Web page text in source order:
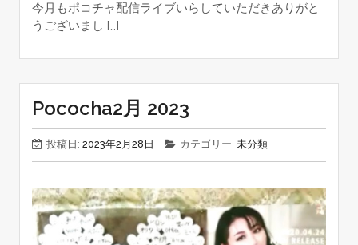
今月もポコチャ配信ライブいらしていただきありがと
うございまし […]
Pococha2月 2023
投稿日: 2023年2月28日 カテゴリー: 未分類